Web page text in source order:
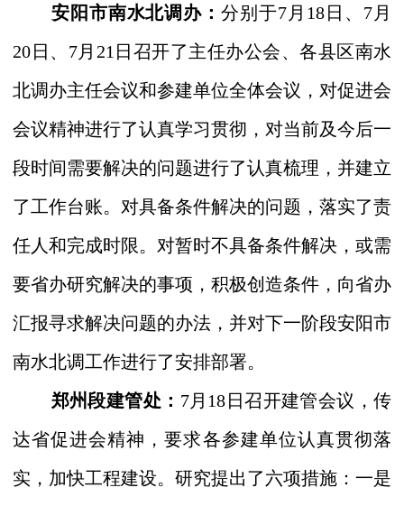
安阳市南水北调办：分别于7 月 18 日、 7 月
20 日、 7月 21 日召开了主任办公会、各县区南水
北调办主任会议和参建单位全体会议，对促进会
会议精神进行了认真学习贯彻，对当前及今后一
段时间需要解决的问题进行了认真梳理，并建立
了工作台账。对具备条件解决的问题，落实了责
任人和完成时限。对暂时不具备条件解决，或需
要省办研究解决的事项，积极创造条件，向省办
汇报寻求解决问题的办法， 并对下一阶段安阳市
南水北调工作进行了安排部署。
郑州段建管处： 7月 18 日召开建管会议，传
达省促进会精神，要求各参建单位认真贯彻落
实，加快工程建设。研究提出了六项措施：一是